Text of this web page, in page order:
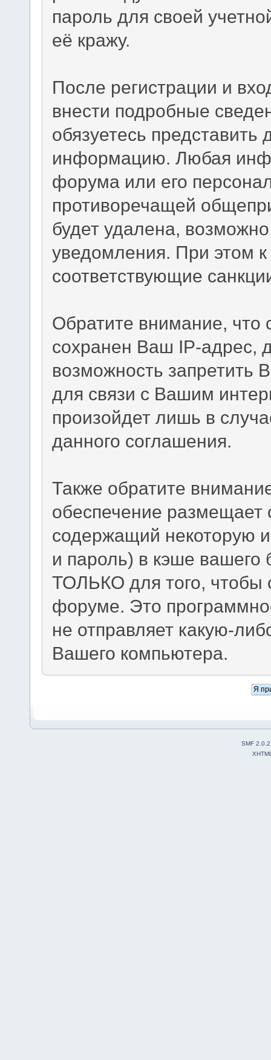
пароль для своей
её кражу.
После регистрации и
внести подробные
обязуетесь
информацию. Любая
форума или его
противоречащей
будет удалена,
уведомления. При этом
соответствующие
Обратите внимание,
сохранен Ваш IP-адрес,
возможность запретить
для связи с Вашим
произойдет лишь в
данного соглашения.
Также обратите
обеспечение
содержащий некоторую
и пароль) в кэше вашего
ТОЛЬКО для того, чтобы
форуме. Это
не отправляет какую-
Вашего компьютера.
SMF 2.0.2